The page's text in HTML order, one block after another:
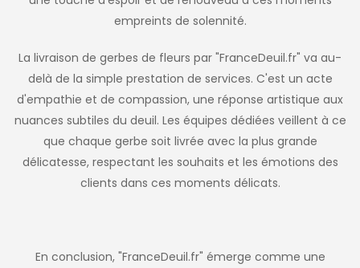
empreints de solennité.
La livraison de gerbes de fleurs par "FranceDeuil.fr" va au-
delà de la simple prestation de services. C'est un acte
d'empathie et de compassion, une réponse artistique aux
nuances subtiles du deuil. Les équipes dédiées veillent à ce
que chaque gerbe soit livrée avec la plus grande
délicatesse, respectant les souhaits et les émotions des
clients dans ces moments délicats.
En conclusion, "FranceDeuil.fr" émerge comme une